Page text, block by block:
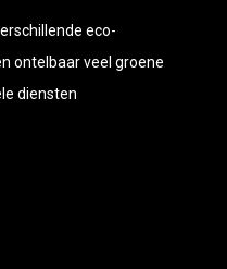
eco-
ontelbaar veel groene
diensten